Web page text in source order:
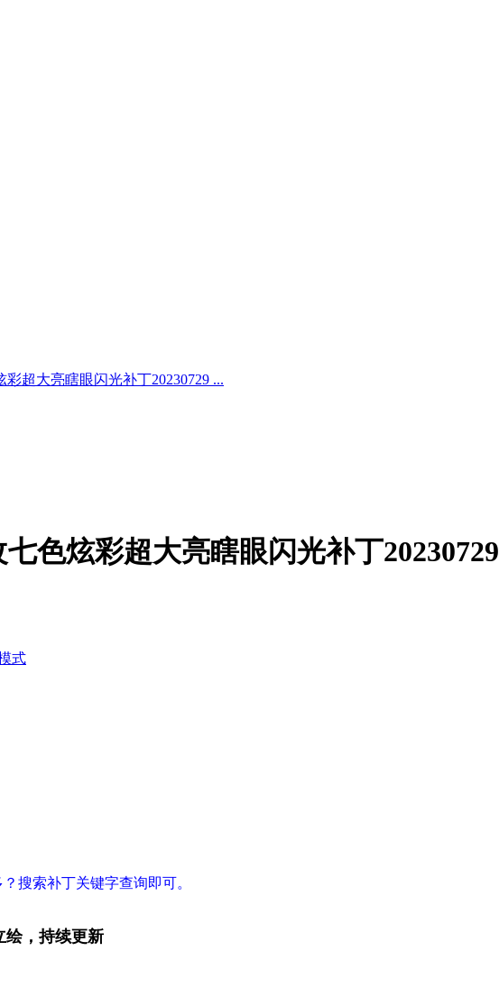
超大亮瞎眼闪光补丁20230729 ...
色炫彩超大亮瞎眼闪光补丁20230729
式
搜索补丁关键字查询即可。
绘，持续更新